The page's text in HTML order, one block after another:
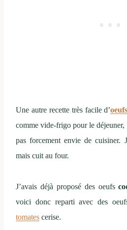
Une autre recette très facile d’
comme vide-frigo pour le déjeuner,
pas forcement envie de cuisiner.
mais cuit au four.
J’avais déjà proposé des oeufs
voici donc reparti avec des
tomates cerise.